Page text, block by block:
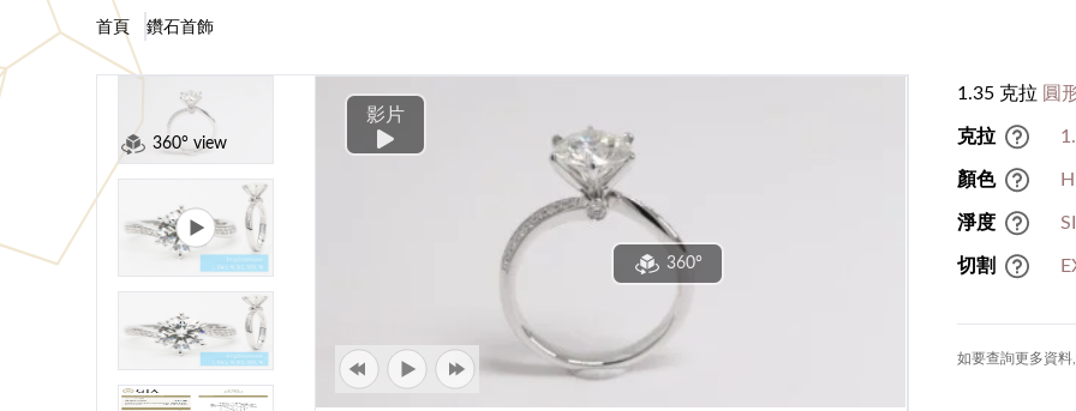
首頁 鑽石首飾
360° view
影片
360°
1.35 克拉 圓
克拉
顏色 H
淨度
切割
如要查詢更多資料